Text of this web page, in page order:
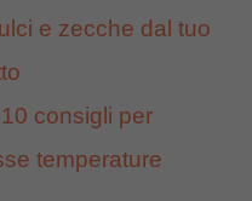
e zecche dal tuo
consigli per
temperature